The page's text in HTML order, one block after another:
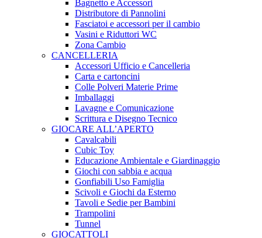
Bagnetto e Accessori
Distributore di Pannolini
Fasciatoi e accessori per il cambio
Vasini e Riduttori WC
Zona Cambio
CANCELLERIA
Accessori Ufficio e Cancelleria
Carta e cartoncini
Colle Polveri Materie Prime
Imballaggi
Lavagne e Comunicazione
Scrittura e Disegno Tecnico
GIOCARE ALL’APERTO
Cavalcabili
Cubic Toy
Educazione Ambientale e Giardinaggio
Giochi con sabbia e acqua
Gonfiabili Uso Famiglia
Scivoli e Giochi da Esterno
Tavoli e Sedie per Bambini
Trampolini
Tunnel
GIOCATTOLI